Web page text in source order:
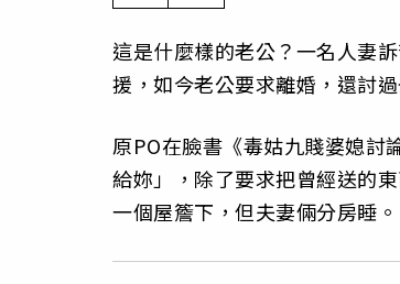
這是什麼樣的老公？一名人妻
援，如今老公要求離婚，還討
原PO在臉書《毒姑九賤婆媳討
給妳」，除了要求把曾經送的
一個屋簷下，但夫妻倆分房睡。